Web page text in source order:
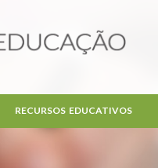
RECURSOS EDUCATIVOS